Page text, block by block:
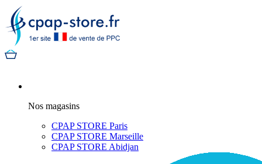
Nos magasins
CPAP STORE Paris
CPAP STORE Marseille
CPAP STORE Abidjan